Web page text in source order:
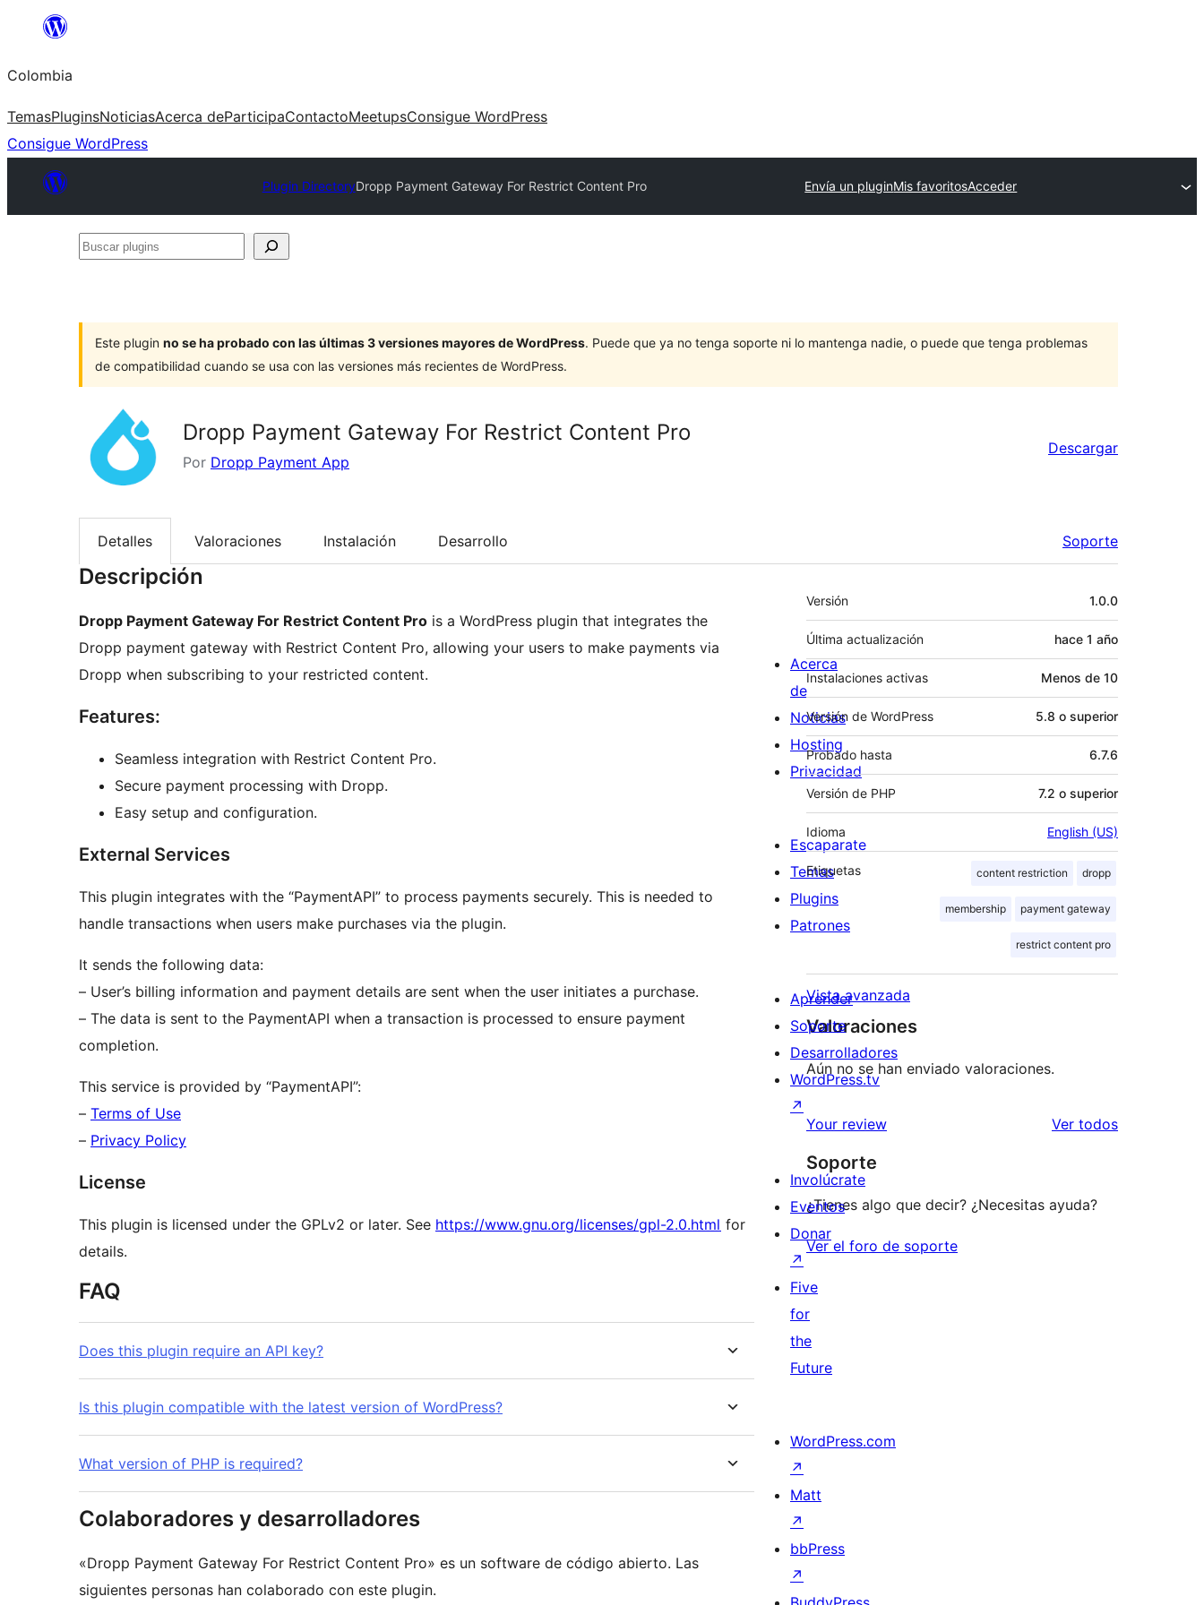
Saltar
contenido
Colombia
TemasPluginsNoticiasAcerca deParticipaContactoMeetupsConsigue WordPress
Consigue WordPress
Plugin DirectoryDropp Payment Gateway For Restrict Content Pro Envía un pluginMis favoritosAcceder
Buscar
Este plugin no se ha probado con las últimas 3 versiones mayores de WordPress. Puede que ya no tenga soporte ni lo mantenga nadie, o puede que tenga problemas
de compatibilidad cuando se usa con las versiones más recientes de WordPress.
Dropp Payment Gateway For Restrict Content Pro
Por Dropp Payment App
Descargar
Detalles Valoraciones Instalación Desarrollo Soporte
Descripción
Dropp Payment Gateway For Restrict Content Pro is a WordPress plugin that integrates the
Dropp payment gateway with Restrict Content Pro, allowing your users to make payments via
Dropp when subscribing to your restricted content.
Features:
Seamless integration with Restrict Content Pro.
Secure payment processing with Dropp.
Easy setup and configuration.
External Services
This plugin integrates with the “PaymentAPI” to process payments securely. This is needed to
handle transactions when users make purchases via the plugin.
It sends the following data:
– User’s billing information and payment details are sent when the user initiates a purchase.
– The data is sent to the PaymentAPI when a transaction is processed to ensure payment
completion.
This service is provided by “PaymentAPI”:
– Terms of Use
– Privacy Policy
License
This plugin is licensed under the GPLv2 or later. See https://www.gnu.org/licenses/gpl-2.0.html for
details.
FAQ
Does this plugin require an API key?
Is this plugin compatible with the latest version of WordPress?
What version of PHP is required?
Colaboradores y desarrolladores
«Dropp Payment Gateway For Restrict Content Pro» es un software de código abierto. Las
siguientes personas han colaborado con este plugin.
Meta
Versión 1.0.0
Última actualización hace 1 año
Instalaciones activas Menos de 10
Versión de WordPress 5.8 o superior
Probado hasta 6.7.6
Versión de PHP 7.2 o superior
Idioma English (US)
Etiquetas content restriction dropp
membership payment gateway
restrict content pro
Vista avanzada
Valoraciones
Aún no se han enviado valoraciones.
Your review Ver todoslos
Soporte
¿Tienes algo que decir? ¿Necesitas ayuda?
Ver el foro de soporte
Acerca
de
Noticias
Hosting
Privacidad
Escaparate
Temas
Plugins
Patrones
Aprender
Soporte
Desarrolladores
WordPress.tv
↗
Involúcrate
Eventos
Donar
↗
Five
for
the
Future
WordPress.com
↗
Matt
↗
bbPress
↗